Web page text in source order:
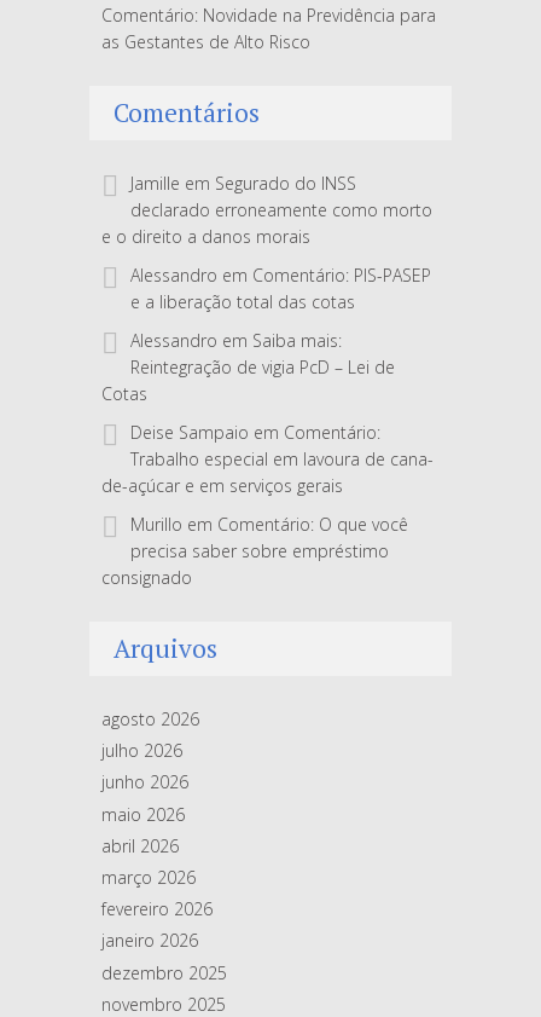
Comentário: Novidade na Previdência para
as Gestantes de Alto Risco
Comentários
Jamille em Segurado do INSS
declarado erroneamente como morto
e o direito a danos morais
Alessandro em Comentário: PIS-PASEP
e a liberação total das cotas
Alessandro em Saiba mais:
Reintegração de vigia PcD – Lei de
Cotas
Deise Sampaio em Comentário:
Trabalho especial em lavoura de cana-
de-açúcar e em serviços gerais
Murillo em Comentário: O que você
precisa saber sobre empréstimo
consignado
Arquivos
agosto 2026
julho 2026
junho 2026
maio 2026
abril 2026
março 2026
fevereiro 2026
janeiro 2026
dezembro 2025
novembro 2025